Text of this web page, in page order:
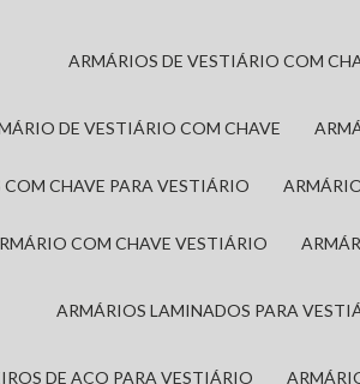
ARMÁRIOS DE VESTIÁRIO COM
DE VESTIÁRIO COM CHAVE
COM CHAVE PARA VESTIÁRIO
ARMÁRIO COM CHAVE VESTIÁRIO
ARMÁRIOS LAMINADOS PARA
DE AÇO PARA VESTIÁRIO